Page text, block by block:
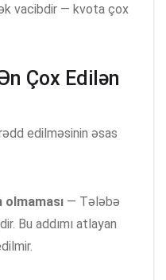
vacibdir — kvota çox
Çox Edilən
edilməsinin əsas
— Tələbə
Bu addımı atlayan